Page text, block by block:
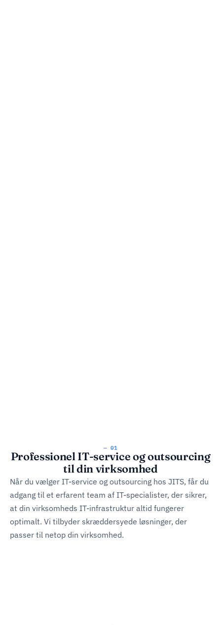
— 01
Professionel IT-service og outsourcing
til din virksomhed
Når du vælger IT-service og outsourcing hos JITS, får du
adgang til et erfarent team af IT-specialister, der sikrer,
at din virksomheds IT-infrastruktur altid fungerer
optimalt. Vi tilbyder skræddersyede løsninger, der
passer til netop din virksomhed.